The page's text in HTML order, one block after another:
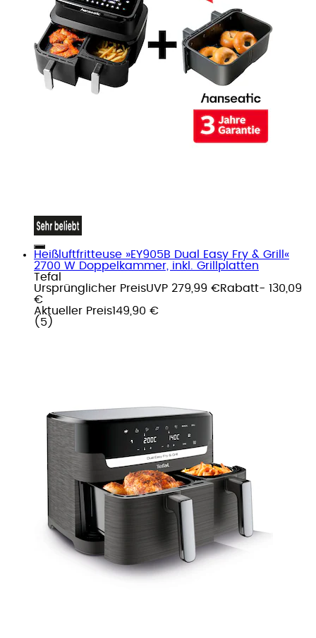
Heißluftfritteuse »EY905B Dual Easy Fry & Grill«
2700 W Doppelkammer, inkl. Grillplatten
Tefal
Ursprünglicher PreisUVP 279,99 €Rabatt- 130,09
€
Aktueller Preis149,90 €
( 5 )